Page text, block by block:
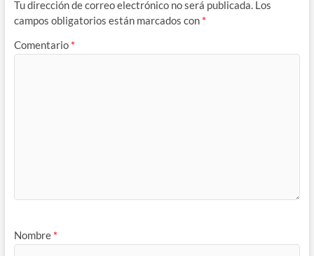
Tu dirección de correo electrónico no será publicada. Los
campos obligatorios están marcados con *
Comentario *
Nombre *